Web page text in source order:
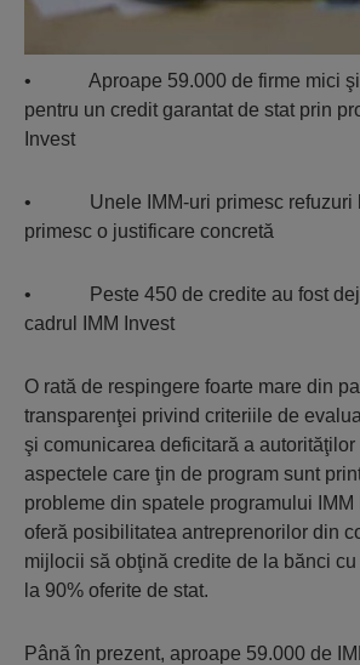
• Aproape 59.000 de firme mici şi
pentru un credit garantat de stat prin
Invest
• Unele IMM-uri primesc refuzuri
primesc o justificare concretă
• Peste 450 de credite au fost
cadrul IMM Invest
O rată de respingere foarte mare din
transparenţei privind criteriile de
şi comunicarea deficitară a autorităţilor
aspectele care ţin de program sunt
probleme din spatele programului IMM
oferă posibilitatea antreprenorilor din
mijlocii să obţină credite de la bănci
la 90% oferite de stat.
Până în prezent, aproape 59.000 de